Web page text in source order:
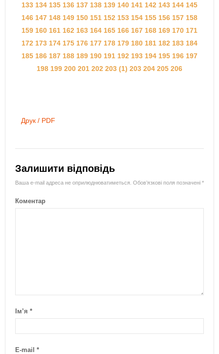
133 134 135 136 137 138 139 140 141 142 143 144 145
146 147 148 149 150 151 152 153 154 155 156 157 158
159 160 161 162 163 164 165 166 167 168 169 170 171
172 173 174 175 176 177 178 179 180 181 182 183 184
185 186 187 188 189 190 191 192 193 194 195 196 197
198 199 200 201 202 203 (1) 203 204 205 206
Друк / PDF
Залишити відповідь
Ваша e-mail адреса не оприлюднюватиметься. Обов’язкові поля позначені *
Коментар
Ім’я *
E-mail *